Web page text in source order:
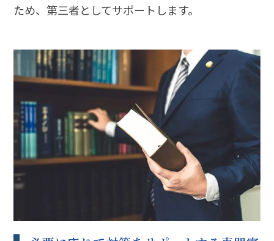
ため、第三者としてサポートします。